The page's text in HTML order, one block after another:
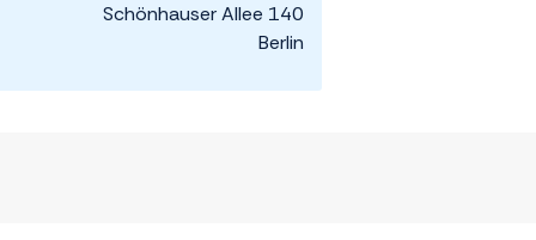
Schönhauser Allee 140
Berlin